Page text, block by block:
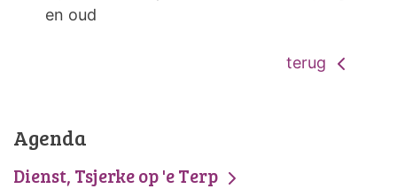
en oud
terug
Agenda
Dienst, Tsjerke op 'e Terp